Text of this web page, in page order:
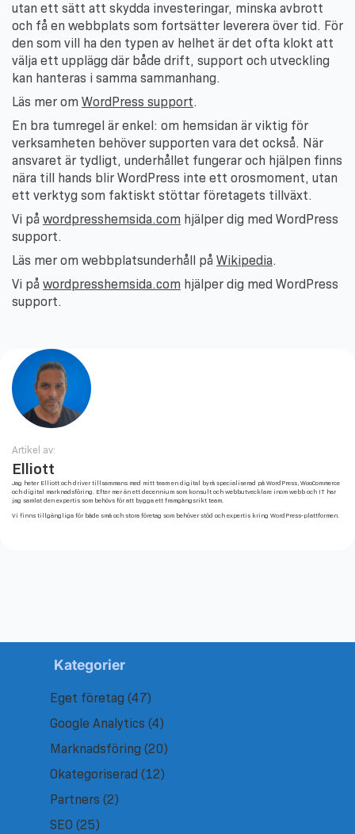
utan ett sätt att skydda investeringar, minska avbrott
och få en webbplats som fortsätter leverera över tid. För
den som vill ha den typen av helhet är det ofta klokt att
välja ett upplägg där både drift, support och utveckling
kan hanteras i samma sammanhang.
Läs mer om WordPress support.
En bra tumregel är enkel: om hemsidan är viktig för
verksamheten behöver supporten vara det också. När
ansvaret är tydligt, underhållet fungerar och hjälpen finns
nära till hands blir WordPress inte ett orosmoment, utan
ett verktyg som faktiskt stöttar företagets tillväxt.
Vi på wordpresshemsida.com hjälper dig med WordPress
support.
Läs mer om webbplatsunderhåll på Wikipedia.
Vi på wordpresshemsida.com hjälper dig med WordPress
support.
Artikel av:
Elliott
Jag heter Elliott och driver tillsammans med mitt team en digital byrå specialiserad på WordPress, WooCommerce
och digital marknadsföring. Efter mer än ett decennium som konsult och webbutvecklare inom webb och IT har
jag samlat den expertis som behövs för att bygga ett framgångsrikt team.
Vi finns tillgängliga för både små och stora företag som behöver stöd och expertis kring WordPress-plattformen.
Kategorier
Eget företag (47)
Google Analytics (4)
Marknadsföring (20)
Okategoriserad (12)
Partners (2)
SEO (25)